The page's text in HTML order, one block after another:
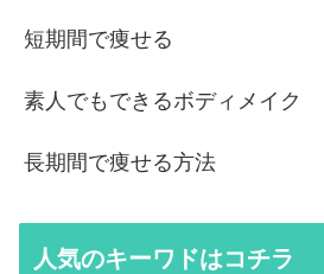
短期間で痩せる
素人でもできるボディメイク
長期間で痩せる方法
人気のキーワドはコチラ